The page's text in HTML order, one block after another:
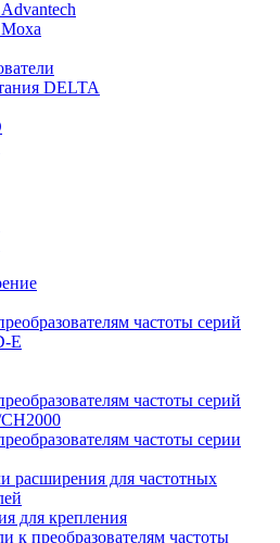
DELTA
частоты серий
E
частоты серий
частоты серии
расширения для частотных
для крепления
к преобразователям частоты